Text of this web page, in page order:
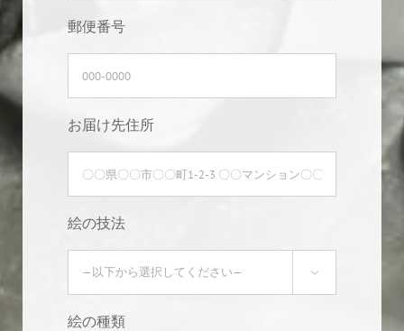
郵便番号
お届け先住所
絵の技法

絵の種類